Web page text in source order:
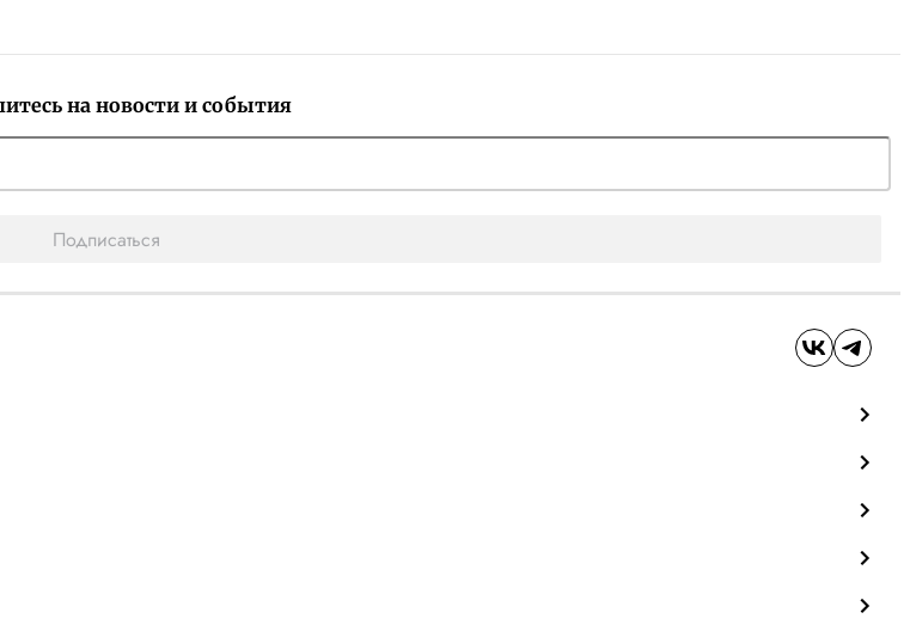
на новости и события
Подписаться